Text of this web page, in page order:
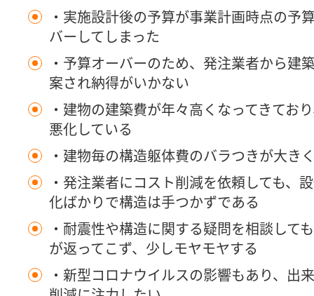
・実施設計後の予算が事業計画時点の予
バーしてしまった
・予算オーバーのため、発注業者から建
案され納得がいかない
・建物の建築費が年々高くなってきてお
悪化している
・建物毎の構造躯体費のバラつきが大き
・発注業者にコスト削減を依頼しても、
化ばかりで構造は手つかずである
・耐震性や構造に関する疑問を相談して
が返ってこず、少しモヤモヤする
・新型コロナウイルスの影響もあり、出